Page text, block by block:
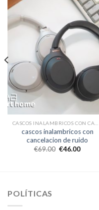
cascos inalambricos con
cancelacion de ruido
€69.00 €46.00
POLÍTICAS